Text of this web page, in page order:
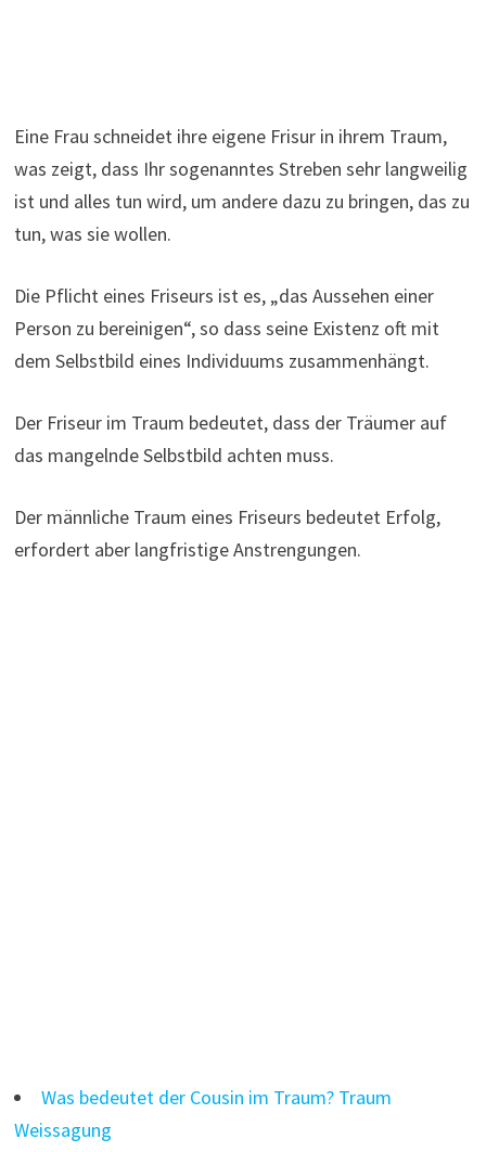
Eine Frau schneidet ihre eigene Frisur in ihrem Traum,
was zeigt, dass Ihr sogenanntes Streben sehr langweilig
ist und alles tun wird, um andere dazu zu bringen, das zu
tun, was sie wollen.
Die Pflicht eines Friseurs ist es, „das Aussehen einer
Person zu bereinigen“, so dass seine Existenz oft mit
dem Selbstbild eines Individuums zusammenhängt.
Der Friseur im Traum bedeutet, dass der Träumer auf
das mangelnde Selbstbild achten muss.
Der männliche Traum eines Friseurs bedeutet Erfolg,
erfordert aber langfristige Anstrengungen.
Was bedeutet der Cousin im Traum? Traum
Weissagung